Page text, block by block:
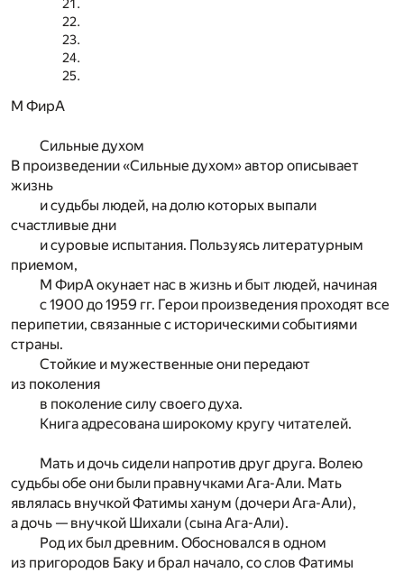
М ФирА
Сильные духом
В произведении «Сильные духом» автор описывает
жизнь
и судьбы людей, на долю которых выпали
счастливые дни
и суровые испытания. Пользуясь литературным
приемом,
М ФирА окунает нас в жизнь и быт людей, начиная
с 1900 до 1959 гг. Герои произведения проходят все
перипетии, связанные с историческими событиями
страны.
Стойкие и мужественные они передают
из поколения
в поколение силу своего духа.
Книга адресована широкому кругу читателей.
Мать и дочь сидели напротив друг друга. Волею
судьбы обе они были правнучками Ага-Али. Мать
являлась внучкой Фатимы ханум (дочери Ага-Али),
а дочь — внучкой Шихали (сына Ага-Али).
Род их был древним. Обосновался в одном
из пригородов Баку и брал начало, со слов Фатимы